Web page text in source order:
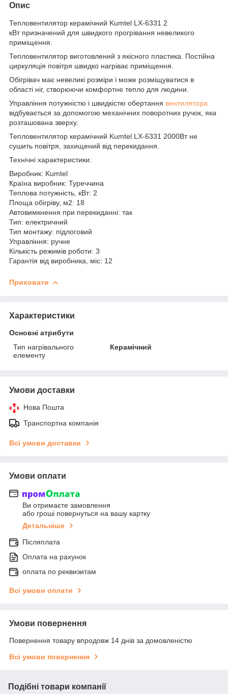
Опис
Тепловентилятор керамічний Kumtel LX-6331 2
кВт призначений для швидкого прогрівання невеликого
приміщення.
Тепловентилятор виготовлений з якісного пластика. Постійна
циркуляція повітря швидко нагріває приміщення.
Обігрівач має невеликі розміри і може розміщуватися в
області ніг, створюючи комфортне тепло для людини.
Управління потужністю і швидкістю обертання вентилятора
відбувається за допомогою механічних поворотних ручок, якa
розташованa зверху.
Тепловентилятор керамічний Kumtel LX-6331 2000Вт не
сушить повітря, захищений від перекидання.
Технічні характеристики:
Виробник: Kumtel
Країна виробник: Туреччина
Теплова потужність, кВт: 2
Площа обігріву, м2: 18
Автовимкнення при перекиданні: так
Тип: електричний
Тип монтажу: підлоговий
Управління: ручне
Кількість режимів роботи: 3
Гарантія від виробника, міс: 12
Приховати
Характеристики
Основні атрибути
Тип нагрівального
елементу
Керамічний
Умови доставки
Нова Пошта
Транспортна компанія
Всі умови доставки
Умови оплати
Ви отримаєте замовлення
або гроші повернуться на вашу картку
Детальніше
Післяплата
Оплата на рахунок
оплата по реквизитам
Всі умови оплати
Умови повернення
Повернення товару впродовж 14 днів за домовленістю
Всі умови повернення
Подібні товари компанії